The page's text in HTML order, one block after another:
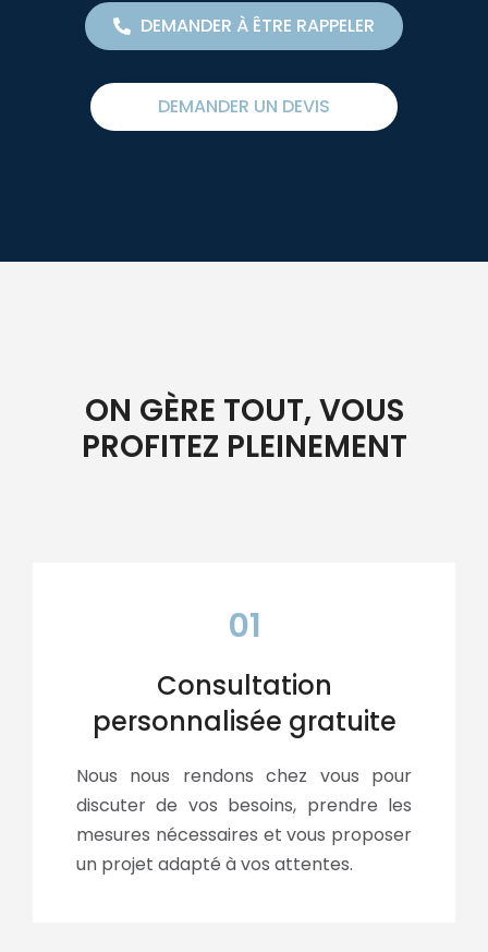
DEMANDER À ÊTRE RAPPELER
DEMANDER UN DEVIS
ON GÈRE TOUT, VOUS
PROFITEZ PLEINEMENT
01
Consultation
personnalisée gratuite
Nous nous rendons chez vous pour
discuter de vos besoins, prendre les
mesures nécessaires et vous proposer
un projet adapté à vos attentes.